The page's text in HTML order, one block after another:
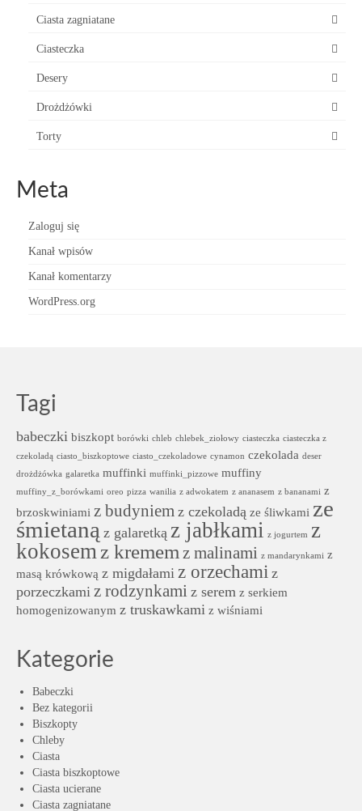
Ciasta zagniatane
Ciasteczka
Desery
Drożdżówki
Torty
Meta
Zaloguj się
Kanał wpisów
Kanał komentarzy
WordPress.org
Tagi
babeczki biszkopt borówki chleb chlebek_ziołowy ciasteczka ciasteczka z
czekoladą ciasto_biszkoptowe ciasto_czekoladowe cynamon czekolada deser
drożdżówka galaretka muffinki muffinki_pizzowe muffiny
muffiny_z_borówkami oreo pizza wanilia z adwokatem z ananasem z bananami z
brzoskwiniami z budyniem z czekoladą ze śliwkami ze
śmietaną z galaretką z jabłkami z jogurtem z
kokosemz kremem z malinami z mandarynkami z
masą krówkową z migdałami z orzechami z
porzeczkami z rodzynkami z serem z serkiem
homogenizowanym z truskawkami z wiśniami
Kategorie
Babeczki
Bez kategorii
Biszkopty
Chleby
Ciasta
Ciasta biszkoptowe
Ciasta ucierane
Ciasta zagniatane